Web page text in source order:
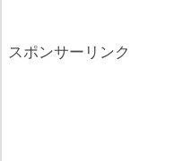
スポンサーリンク